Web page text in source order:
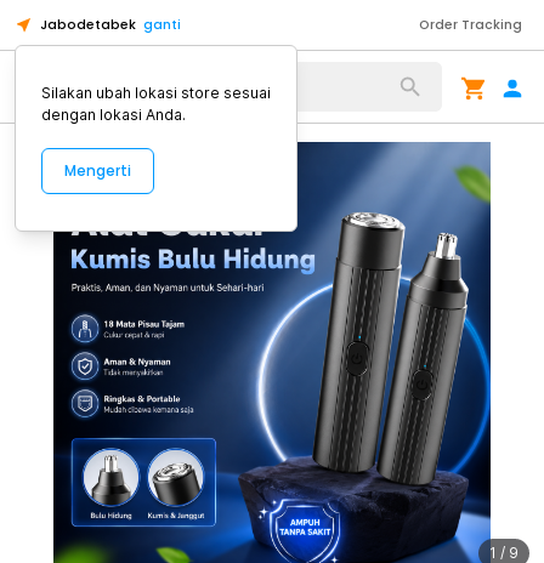
Jabodetabek ganti Order Tracking
Alat Kopi
1 / 9
Silakan ubah lokasi store sesuai
dengan lokasi Anda.
Mengerti